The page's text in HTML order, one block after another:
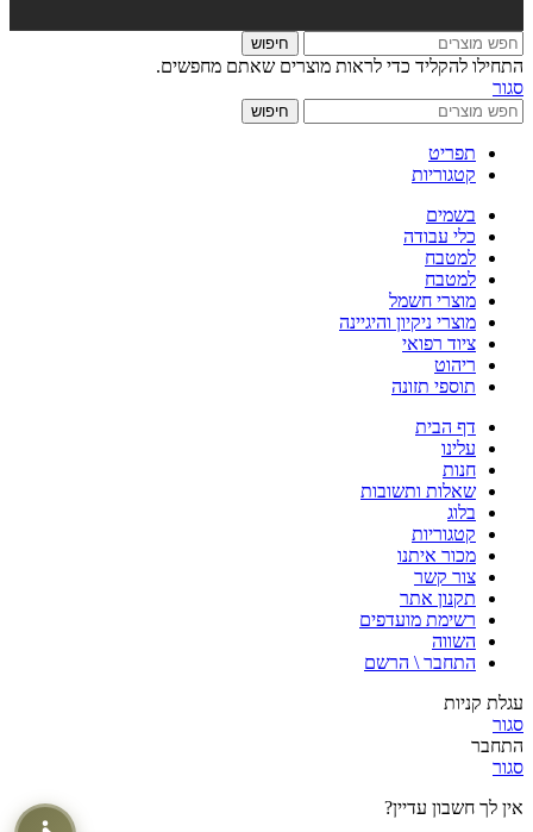
חיפוש
התחילו להקליד כדי לראות מוצרים שאתם מחפשים.
סגור
חיפוש
תפריט
קטגוריות
בשמים
כלי עבודה
למטבח
למטבח
מוצרי חשמל
מוצרי ניקיון והיגיינה
ציוד רפואי
ריהוט
תוספי תזונה
דף הבית
עלינו
חנות
שאלות ותשובות
בלוג
קטגוריות
מכור איתנו
צור קשר
תקנון אתר
רשימת מועדפים
השווה
התחבר \ הרשם
עגלת קניות
סגור
התחבר
סגור
אין לך חשבון עדיין?